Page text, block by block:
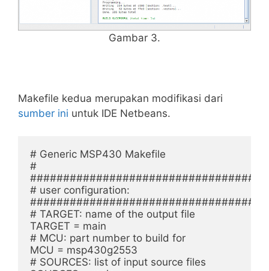
Gambar 3.
Makefile kedua merupakan modifikasi dari
sumber ini untuk IDE Netbeans.
# Generic MSP430 Makefile
#
# user configuration:
# TARGET: name of the output file
TARGET = main
# MCU: part number to build for
MCU = msp430g2553
# SOURCES: list of input source files